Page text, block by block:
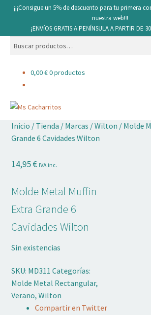
¡¡¡Consigue un 5% de descuento para tu primera
nuestra web!!!
¡ENVíOS GRATIS A PENÍNSULA A PARTIR DE
0,00€0 productos
Ir
la
navegación
Ir
contenido
Cacharritos y Utensilios
Decoración comestible
Adornos No Comestibles
Inicio / Tienda / Marcas /Wilton / Molde
Grande 6 Cavidades Wilton
14,95€ IVA inc.
Molde Metal Muffin
Extra Grande 6
Cavidades Wilton
Sin existencias
SKU: MD311 Categorías:
Molde Metal Rectangular,
Verano, Wilton
Compartir en Twitter